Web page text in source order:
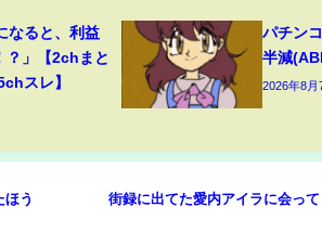
なると、利益
？」【2chまと
スレ】
パチン
半減
2026年8月
ほう
街録に出てた愛内アイラに会っ